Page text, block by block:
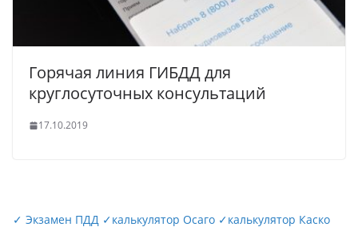
Горячая линия ГИБДД для
круглосуточных консультаций
17.10.2019
✓ Экзамен ПДД ✓калькулятор Осаго ✓калькулятор Каско